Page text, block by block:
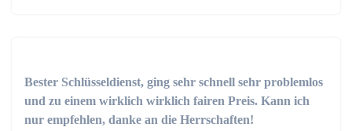
Bester Schlüsseldienst, ging sehr schnell sehr problemlos
und zu einem wirklich wirklich fairen Preis. Kann ich
nur empfehlen, danke an die Herrschaften!